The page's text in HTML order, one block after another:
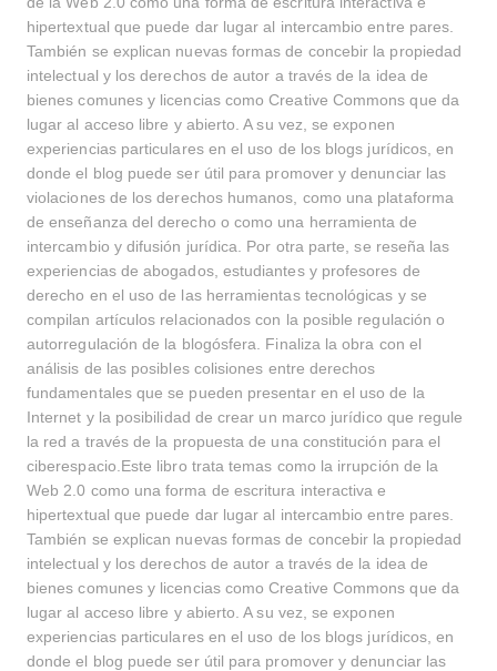
Buscar
hipertextual que puede dar lugar al intercambio entre pares.
También se explican nuevas formas de concebir la propiedad
intelectual y los derechos de autor a través de la idea de
bienes comunes y licencias como Creative Commons que da
lugar al acceso libre y abierto. A su vez, se exponen
experiencias particulares en el uso de los blogs jurídicos, en
donde el blog puede ser útil para promover y denunciar las
violaciones de los derechos humanos, como una plataforma
de enseñanza del derecho o como una herramienta de
intercambio y difusión jurídica. Por otra parte, se reseña las
experiencias de abogados, estudiantes y profesores de
derecho en el uso de las herramientas tecnológicas y se
compilan artículos relacionados con la posible regulación o
autorregulación de la blogósfera. Finaliza la obra con el
análisis de las posibles colisiones entre derechos
fundamentales que se pueden presentar en el uso de la
Internet y la posibilidad de crear un marco jurídico que regule
la red a través de la propuesta de una constitución para el
ciberespacio.Este libro trata temas como la irrupción de la
Web 2.0 como una forma de escritura interactiva e
hipertextual que puede dar lugar al intercambio entre pares.
También se explican nuevas formas de concebir la propiedad
intelectual y los derechos de autor a través de la idea de
bienes comunes y licencias como Creative Commons que da
lugar al acceso libre y abierto. A su vez, se exponen
experiencias particulares en el uso de los blogs jurídicos, en
donde el blog puede ser útil para promover y denunciar las